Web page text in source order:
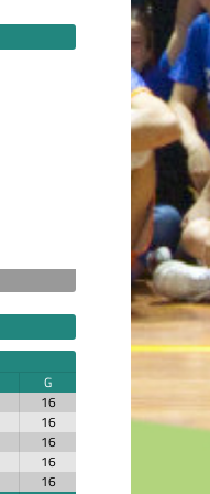
G
16
16
16
16
16